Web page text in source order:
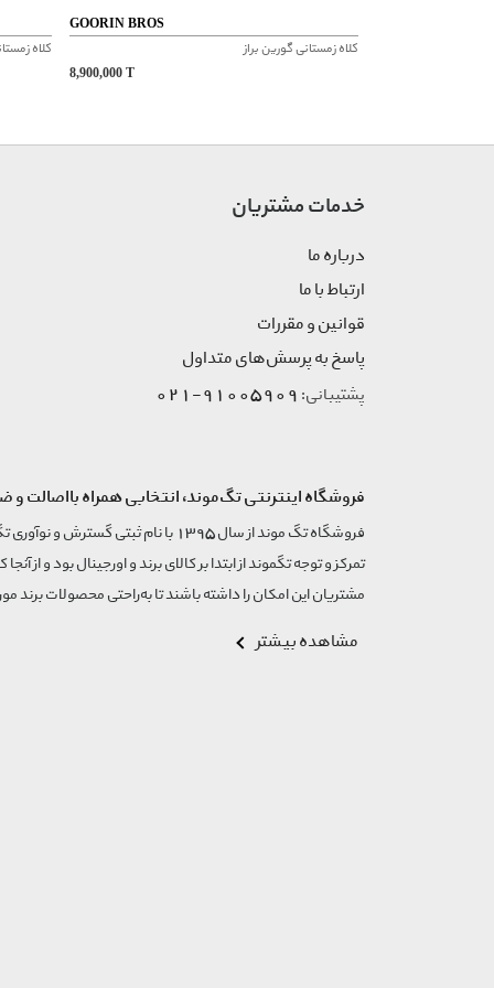
کلاه
GOORIN BROS
کلاه زمستانی گورین براز
8,900,000 T
خدمات مشتریان
درباره ما
ارتباط با ما
قوانین و مقررات
پاسخ به پرسش‌های متداول
پشتیبانی: 91005909-021
فروشگاه اینترنتی تگ‌موند، انتخابی همراه بااصالت و
تمرکز و توجه تگموند از ابتدا بر کالای برند و اورجینال بود و از
مشتریان این امکان را داشته باشند تا به‌راحتی محصولات برند
مشاهده بیشتر